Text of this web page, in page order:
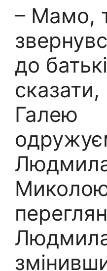
– Мамо,
до
Галею